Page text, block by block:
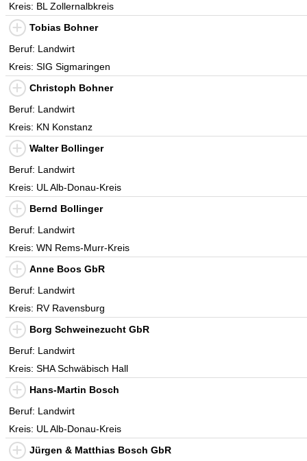
Kreis: BL Zollernalbkreis
Tobias Bohner
Beruf: Landwirt
Kreis: SIG Sigmaringen
Christoph Bohner
Beruf: Landwirt
Kreis: KN Konstanz
Walter Bollinger
Beruf: Landwirt
Kreis: UL Alb-Donau-Kreis
Bernd Bollinger
Beruf: Landwirt
Kreis: WN Rems-Murr-Kreis
Anne Boos GbR
Beruf: Landwirt
Kreis: RV Ravensburg
Borg Schweinezucht GbR
Beruf: Landwirt
Kreis: SHA Schwäbisch Hall
Hans-Martin Bosch
Beruf: Landwirt
Kreis: UL Alb-Donau-Kreis
Jürgen & Matthias Bosch GbR